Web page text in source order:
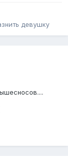
девушку